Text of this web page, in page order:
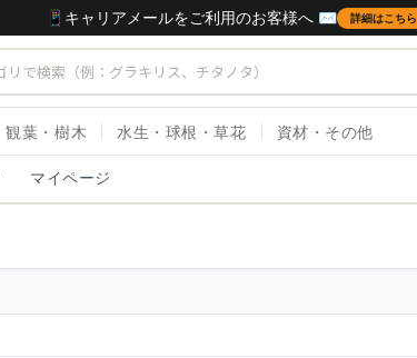
📱キャリアメールをご利用のお客様へ ✉️ 詳細はこちら
観葉・樹木 水生・球根・草花 資材・その他
マイページ